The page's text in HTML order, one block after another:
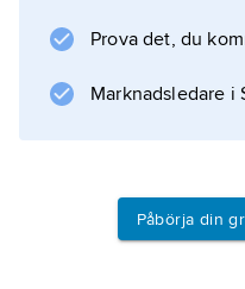
Prova det, du
Marknadsledare i
Påbörja din